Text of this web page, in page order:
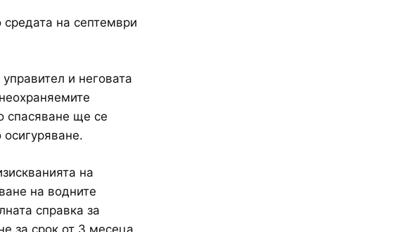
средата на септември
и неговата
спасяване ще се
на
на водните
справка за
за срок от 3 месеца,